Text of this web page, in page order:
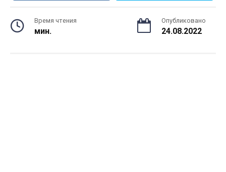
Время чтения
мин.
Опубликовано
24.08.2022